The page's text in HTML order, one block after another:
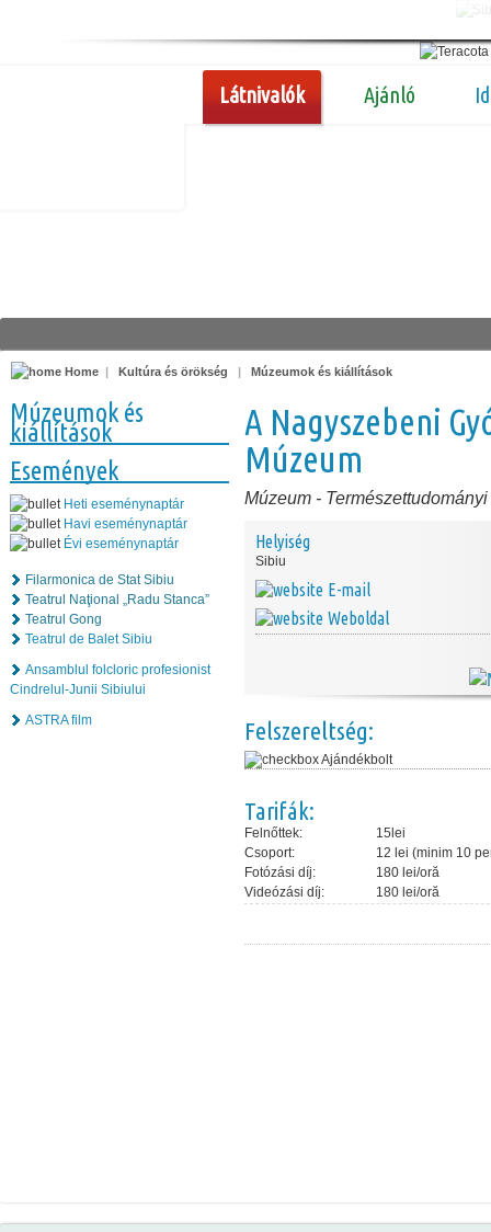
Látnivalók Ajánló
Home | Kultúra és örökség | Múzeumok és kiállítások
Múzeumok és
kiállítások
Események
Heti eseménynaptár
Havi eseménynaptár
Évi eseménynaptár
Filarmonica de Stat Sibiu
Teatrul Naţional „Radu Stanca”
Teatrul Gong
Teatrul de Balet Sibiu
Ansamblul folcloric profesionist
Cindrelul-Junii Sibiului
ASTRA film
A Nagyszebeni
Múzeum
Múzeum -
Helyiség
Sibiu
E-mail
Weboldal
Felszereltség:
Ajándékbolt
Tarifák:
Felnőttek:
15lei
Csoport:
12 lei (minim 10
Fotózási díj:
180 lei/oră
Videózási díj:
180 lei/oră